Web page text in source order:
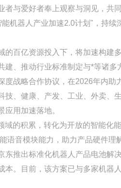
与爱好者奉上观察与洞见，共
机器人产业加速2.0计划"，持
的百亿资源投入下，将加速构建
建、推动行业标准制定与*等诸
度战略合作协议，在2026年内
技、健康、产发、工业、外卖、
用加速落地。
域的积累，转化为开放的智能化
语音模块能力，助力产品硬件
东推出标准化机器人产品电池解
本。目前，该方案已与多家机器